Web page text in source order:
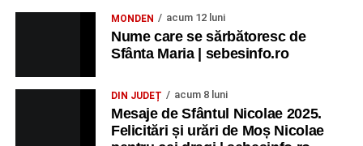
MONDEN acum 12 luni
Nume care se sărbătoresc de
Sfânta Maria | sebesinfo.ro
DIN JUDEȚ acum 8 luni
Mesaje de Sfântul Nicolae 2025.
Felicitări și urări de Moș Nicolae